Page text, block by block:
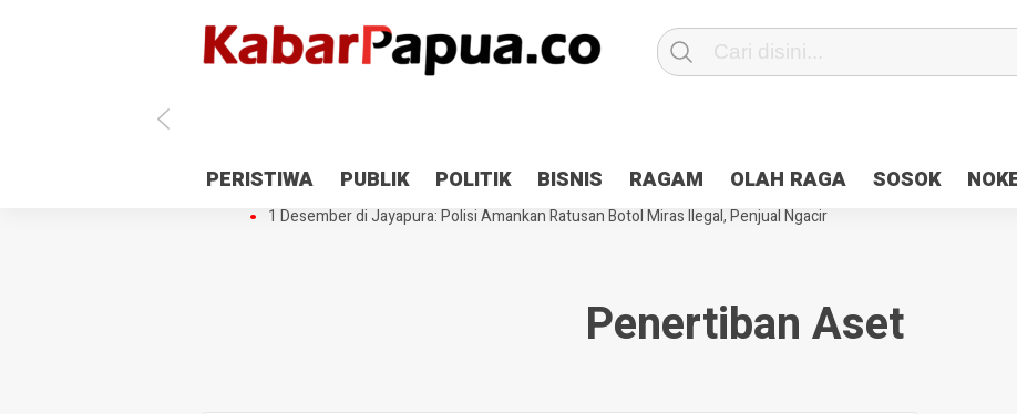
PERISTIWA PUBLIK POLITIK BISNIS RAGAM OLAH RAGA SOSOK
Antisipasi 1 Desember, TNI Polri Patroli 2×24 jam di Kota Jayapura
Pesan Sejuk Polri di Deklarasi Pemilu
Gedung Perpustakaan SMPN 5 Sentani Terbakar
Hibah Pilkada Jayapura Cair 10 Persen, Deposit Kas
1 Desember di Jayapura: Polisi Amankan Ratusan Botol Miras Ilegal, Penjual Ngacir
Penertiban Aset